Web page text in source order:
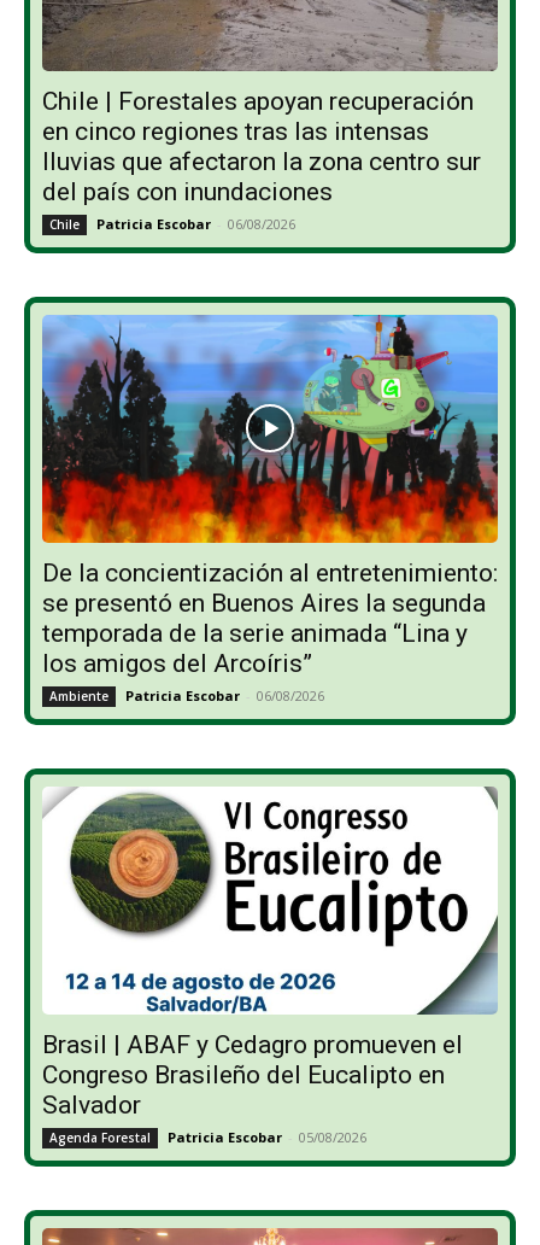
Chile | Forestales apoyan recuperación
en cinco regiones tras las intensas
lluvias que afectaron la zona centro sur
del país con inundaciones
Chile Patricia Escobar - 06/08/2026
De la concientización al entretenimiento:
se presentó en Buenos Aires la segunda
temporada de la serie animada “Lina y
los amigos del Arcoíris”
Ambiente Patricia Escobar - 06/08/2026
Brasil | ABAF y Cedagro promueven el
Congreso Brasileño del Eucalipto en
Salvador
Agenda Forestal Patricia Escobar - 05/08/2026